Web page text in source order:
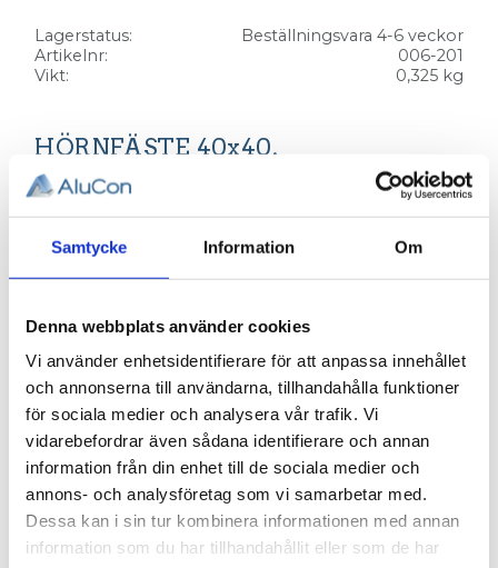
Samtycke Information Om
Denna webbplats använder cookies
Vi använder enhetsidentifierare för att anpassa innehållet
och annonserna till användarna, tillhandahålla funktioner
för sociala medier och analysera vår trafik. Vi
vidarebefordrar även sådana identifierare och annan
information från din enhet till de sociala medier och
annons- och analysföretag som vi samarbetar med.
Dessa kan i sin tur kombinera informationen med annan
information som du har tillhandahållit eller som de har
Lagerstatus
Beställningsvara 4-6 veckor
Artikelnr
006-201
Vikt
0,325 kg
HÖRNFÄSTE 40x40.
3D step-fil:
Här kan du hämta en 3D step-fil
006-201
Funktion:Hörnfäste för profil
polyamid, svart.
Övrig info:Produkten innehåller 1
st hörnfäste. Levereras komplett med fäst-
element och täcklock.
Relaterade produkter